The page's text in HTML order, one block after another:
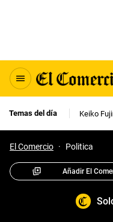
Temas del día Keiko
El Comercio · Politica
Añadir El